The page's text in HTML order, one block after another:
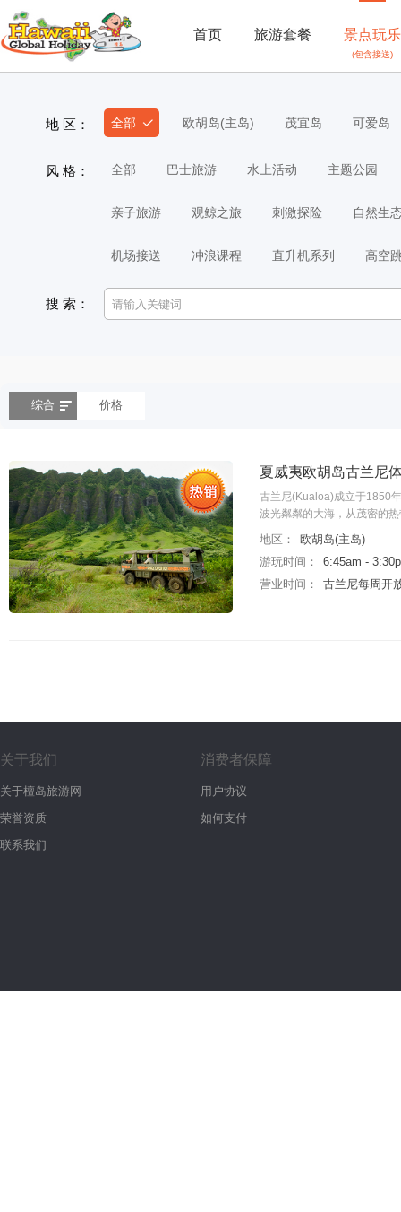
首页 旅游套餐 景点玩乐
(包含接送)
地 区： 全部 欧胡岛(主岛) 茂宜岛 可爱岛
风 格： 全部 巴士旅游 水上活动 主题公园
亲子旅游 观鲸之旅 刺激探险 自然生
机场接送 冲浪课程 直升机系列 高空
搜 索：
综合 价格
夏威夷欧胡岛古兰尼
古兰尼(Kualoa)成立于1850
波光粼粼的大海，从茂密的
地区：
欧胡岛(主岛)
游玩时间：
6:45am -
营业时间：
古兰尼每周开
关于我们
关于檀岛旅游网
荣誉资质
联系我们
消费者保障
用户协议
如何支付